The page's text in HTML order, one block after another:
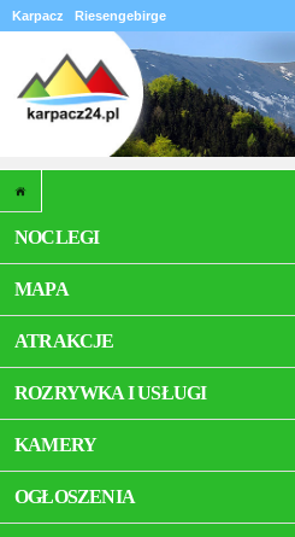
Karpacz Riesengebirge
NOCLEGI
MAPA
ATRAKCJE
ROZRYWKA I USŁUGI
KAMERY
OGŁOSZENIA